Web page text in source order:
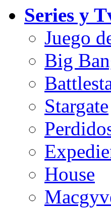
Series y
Juego
Big
Stargate
House